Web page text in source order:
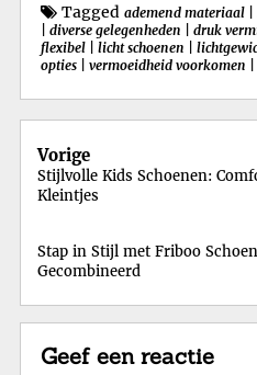
Tagged ademend materiaal
diverse gelegenheden druk
flexibel
licht schoenen
opties
vermoeidheid voorkomen
Berichtnavigatie
Vorige
Stijlvolle Kids Schoenen:
Kleintjes
Stap in Stijl met Friboo
Gecombineerd
Geef een reactie